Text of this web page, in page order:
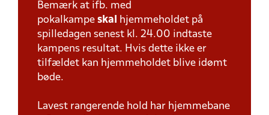
Bemærk at ifb. med
pokalkampe skal
hjemmeholdet på
spilledagen senest kl. 24.00 indtaste
kampens resultat. Hvis dette ikke er
tilfældet kan hjemmeholdet blive idømt
bøde.
Lavest rangerende hold har hjemmebane